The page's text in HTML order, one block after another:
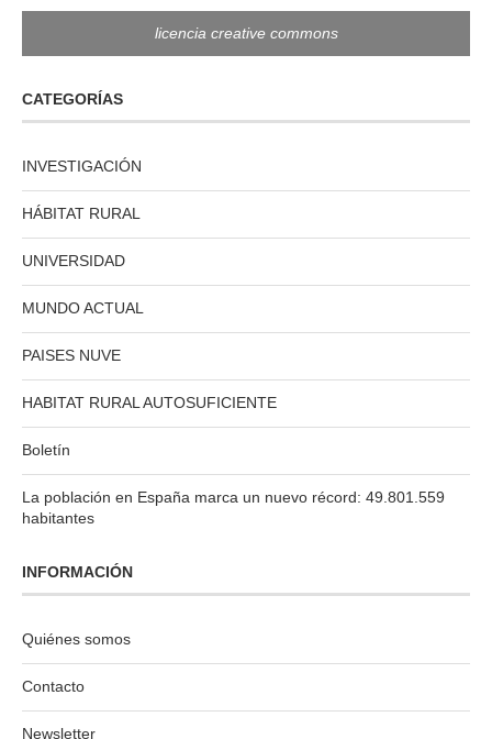
licencia creative commons
CATEGORÍAS
INVESTIGACIÓN
HÁBITAT RURAL
UNIVERSIDAD
MUNDO ACTUAL
PAISES NUVE
HABITAT RURAL AUTOSUFICIENTE
Boletín
La población en España marca un nuevo récord: 49.801.559
habitantes
INFORMACIÓN
Quiénes somos
Contacto
Newsletter